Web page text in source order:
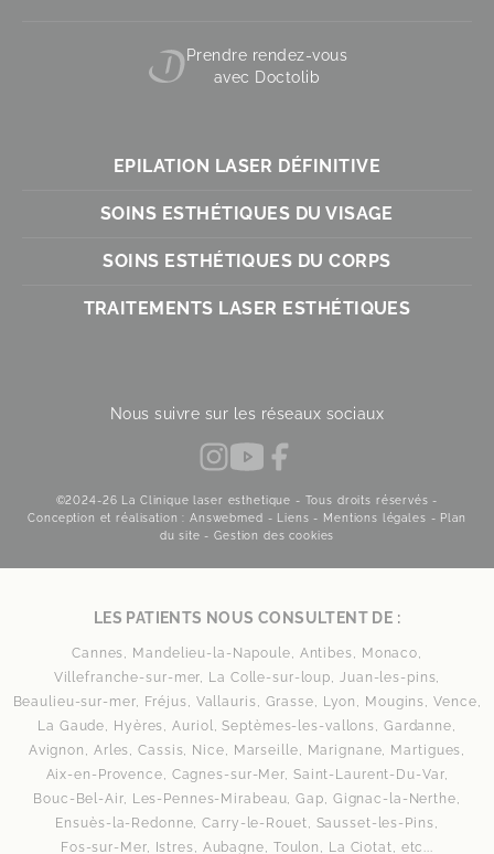
Prendre rendez-vous
avec Doctolib
EPILATION LASER DÉFINITIVE
SOINS ESTHÉTIQUES DU VISAGE
SOINS ESTHÉTIQUES DU CORPS
TRAITEMENTS LASER ESTHÉTIQUES
Nous suivre sur les réseaux sociaux
©2024-26 La Clinique laser esthetique - Tous droits réservés -
Conception et réalisation : Answebmed - Liens - Mentions légales - Plan
du site -Gestion des cookies
LES PATIENTS NOUS CONSULTENT DE :
Cannes, Mandelieu-la-Napoule, Antibes, Monaco,
Villefranche-sur-mer, La Colle-sur-loup, Juan-les-pins,
Beaulieu-sur-mer, Fréjus, Vallauris, Grasse, Lyon, Mougins, Vence,
La Gaude, Hyères, Auriol, Septèmes-les-vallons, Gardanne,
Avignon, Arles, Cassis, Nice, Marseille, Marignane, Martigues,
Aix-en-Provence, Cagnes-sur-Mer, Saint-Laurent-Du-Var,
Bouc-Bel-Air, Les-Pennes-Mirabeau, Gap, Gignac-la-Nerthe,
Ensuès-la-Redonne, Carry-le-Rouet, Sausset-les-Pins,
Fos-sur-Mer,
Istres, Aubagne, Toulon, La Ciotat, etc...